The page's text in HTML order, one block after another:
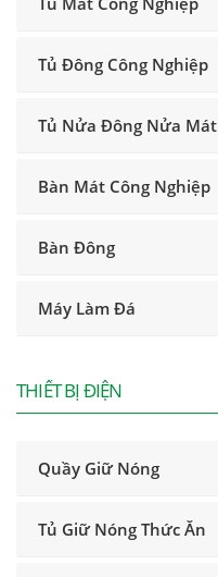
Tủ Đông Công Nghiệp
Tủ Nửa Đông Nửa Mát
Bàn Mát Công Nghiệp
Bàn Đông
Máy Làm Đá
THIẾT BỊ ĐIỆN
Quầy Giữ Nóng
Tủ Giữ Nóng Thức Ăn